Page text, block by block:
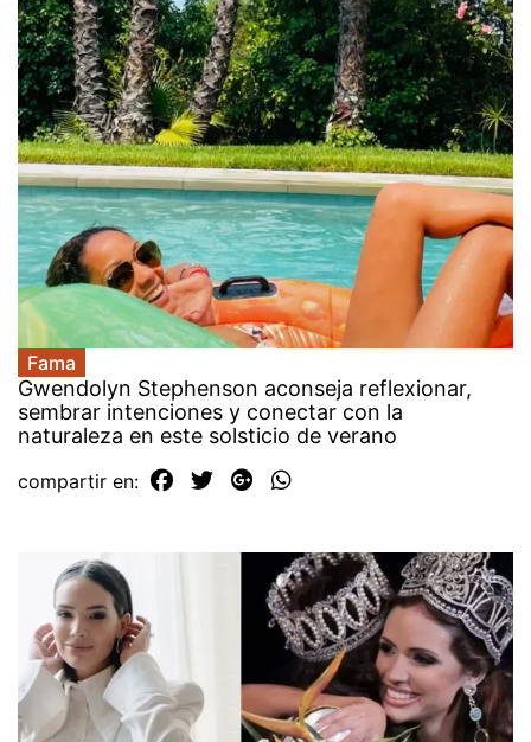
Fama
Gwendolyn Stephenson aconseja reflexionar,
sembrar intenciones y conectar con la
naturaleza en este solsticio de verano
compartir en: